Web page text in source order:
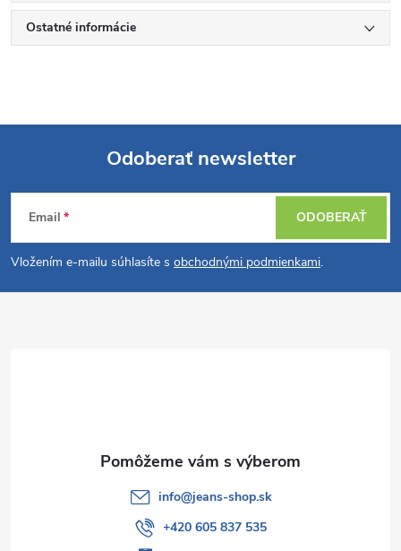
Ostatné informácie
Z
á
p
Odoberať newsletter
Email
Vložením e-mailu súhlasíte s obchodnými podmienkami.
ODOBERAŤ
info@jeans-shop.sk
+420 605 837 535